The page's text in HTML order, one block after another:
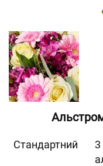
Cтандартний
3